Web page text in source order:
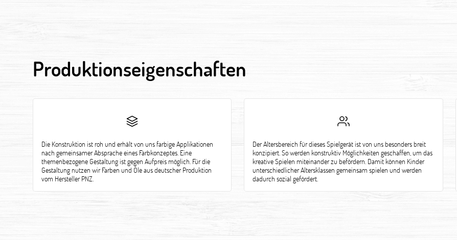
Produktionseigenschaften
Die Konstruktion ist roh und erhält von uns farbige Applikationen
nach gemeinsamer Absprache eines Farbkonzeptes. Eine
themenbezogene Gestaltung ist gegen Aufpreis möglich. Für die
Gestaltung nutzen wir Farben und Öle aus deutscher Produktion
vom Hersteller PNZ.
Der Altersbereich für dieses Spielgerät ist von uns besonders breit
konzipiert. So werden konstruktiv Möglichkeiten geschaffen, um das
kreative Spielen miteinander zu befördern. Damit können Kinder
unterschiedlicher Altersklassen gemeinsam spielen und werden
dadurch sozial gefördert.